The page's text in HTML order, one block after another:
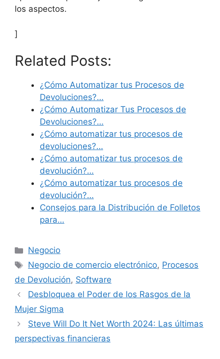
los aspectos.
]
Related Posts:
¿Cómo Automatizar tus Procesos de
Devoluciones?…
¿Cómo Automatizar Tus Procesos de
Devoluciones?…
¿Cómo automatizar tus procesos de
devoluciones?…
¿Cómo automatizar tus procesos de
devolución?…
¿Cómo automatizar tus procesos de
devolución?…
Consejos para la Distribución de Folletos
para…
Categories
Negocio
Tags
Negocio de comercio electrónico, Procesos
de Devolución, Software
Desbloquea el Poder de los Rasgos de la
Mujer Sigma
Steve Will Do It Net Worth 2024: Las últimas
perspectivas financieras